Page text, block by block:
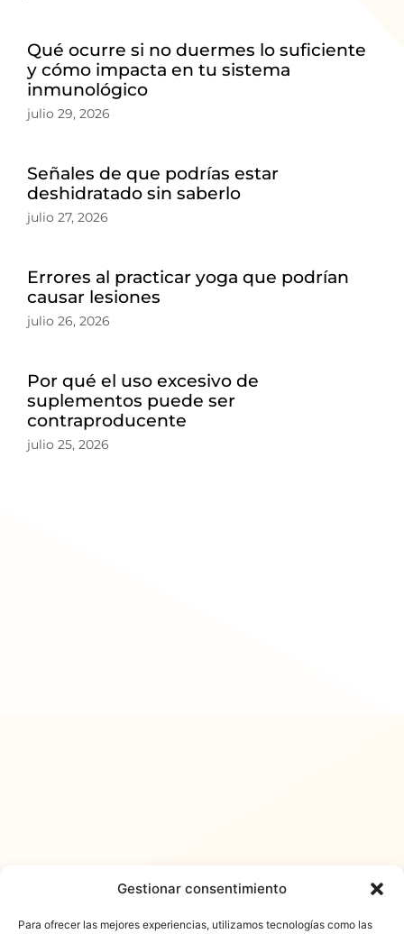
Gestionar consentimiento
Para ofrecer las mejores experiencias, utilizamos tecnologías como las
Qué ocurre si no duermes lo suficiente
y cómo impacta en tu sistema
inmunológico
julio 29, 2026
Señales de que podrías estar
deshidratado sin saberlo
julio 27, 2026
Errores al practicar yoga que podrían
causar lesiones
julio 26, 2026
Por qué el uso excesivo de
suplementos puede ser
contraproducente
julio 25, 2026